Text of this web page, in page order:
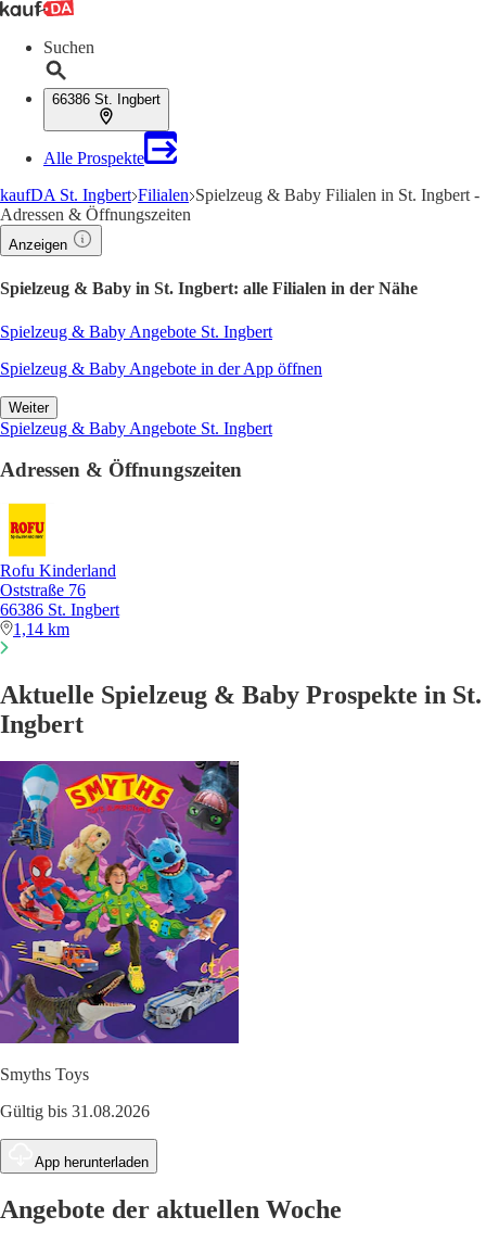
Suchen
66386 St. Ingbert
Alle Prospekte
kaufDA St. Ingbert Filialen Spielzeug & Baby Filialen in St. Ingbert -
Adressen & Öffnungszeiten
Anzeigen
Spielzeug & Baby in St. Ingbert: alle Filialen in der Nähe
Spielzeug & Baby Angebote St. Ingbert
Spielzeug & Baby Angebote in der App öffnen
Weiter
Spielzeug & Baby Angebote St. Ingbert
Adressen & Öffnungszeiten
Rofu Kinderland
Oststraße 76
66386 St. Ingbert
1,14 km
Aktuelle Spielzeug & Baby Prospekte in St.
Ingbert
Smyths Toys
Gültig bis 31.08.2026
App herunterladen
Angebote der aktuellen Woche